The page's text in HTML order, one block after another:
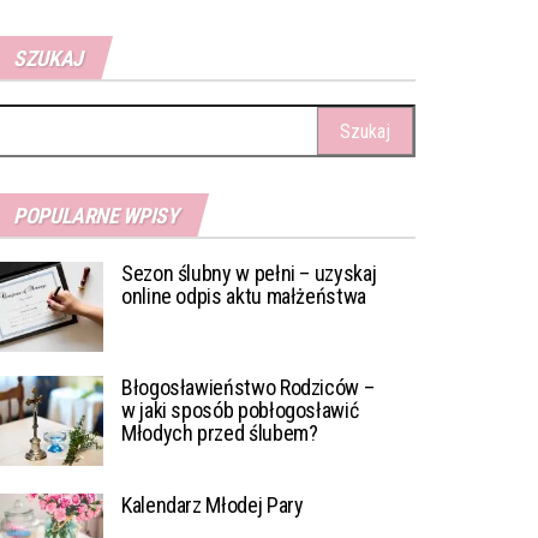
SZUKAJ
POPULARNE WPISY
Sezon ślubny w pełni – uzyskaj
online odpis aktu małżeństwa
Błogosławieństwo Rodziców –
w jaki sposób pobłogosławić
Młodych przed ślubem?
Kalendarz Młodej Pary